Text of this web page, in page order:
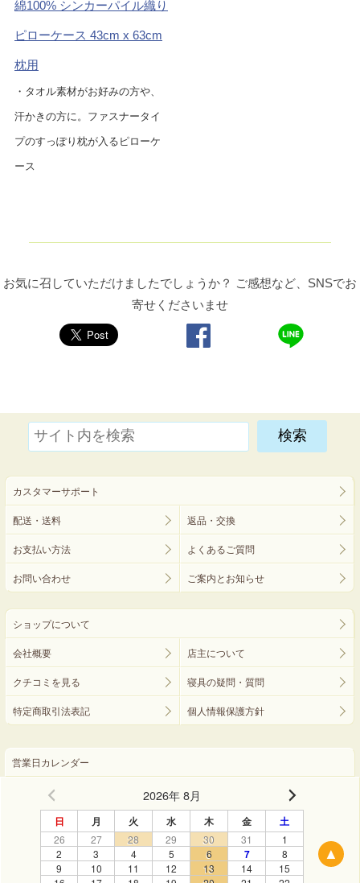
綿100% シンカーパイル織り
ピローケース 43cm x 63cm
枕用
・タオル素材がお好みの方や、
汗かきの方に。ファスナータイ
プのすっぽり枕が入るピローケ
ース
お気に召していただけましたでしょうか？ ご感想など、SNSでお
寄せくださいませ
カスタマーサポート
配送・送料 返品・交換
お支払い方法 よくあるご質問
お問い合わせ ご案内とお知らせ
ショップについて
会社概要 店主について
クチコミを見る 寝具の疑問・質問
特定商取引法表記 個人情報保護方針
営業日カレンダー
2026年 8月
日 月 火 水 木 金 土
26 27 28 29 30 31
1
2
3 4 5 6 7
8
9
10 11 12 13 14
15
▲